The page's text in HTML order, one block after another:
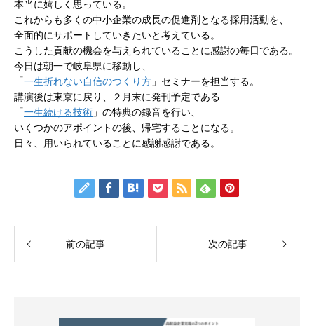
本当に嬉しく思っている。
これからも多くの中小企業の成長の促進剤となる採用活動を、
全面的にサポートしていきたいと考えている。
こうした貢献の機会を与えられていることに感謝の毎日である。
今日は朝一で岐阜県に移動し、
「一生折れない自信のつくり方 」セミナーを担当する。
講演後は東京に戻り、２月末に発刊予定である
「一生続ける技術 」の特典の録音を行い、
いくつかのアポイントの後、帰宅することになる。
日々、用いられていることに感謝感謝である。
前の記事 次の記事